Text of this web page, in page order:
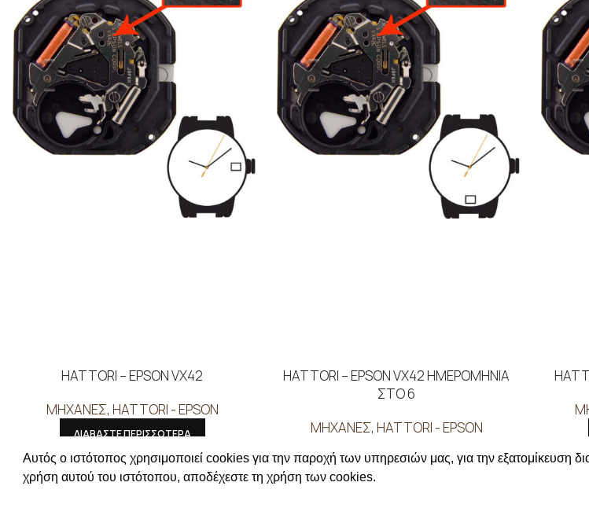
Αυτός ο ιστότοπος χρησιμοποιεί cookies για την παροχή των υπηρεσιών μας, για την εξατομίκευση
χρήση αυτού του ιστότοπου, αποδέχεστε τη χρήση των cookies.
HATTORI – EPSON VX42
ΜΗΧΑΝΕΣ, HATTORI - EPSON
ΔΙΑΒΑΣΤΕ ΠΕΡΙΣΣΟΤΕΡΑ
Συνδεθείτε για να δείτε τις τιμές
HATTORI – EPSON VX42 ΗΜΕΡΟΜΗΝΙΑ
ΣΤΟ 6
ΜΗΧΑΝΕΣ, HATTORI - EPSON
ΔΙΑΒΑΣΤΕ ΠΕΡΙΣΣΟΤΕΡΑ
Συνδεθείτε για να δείτε τις τιμές